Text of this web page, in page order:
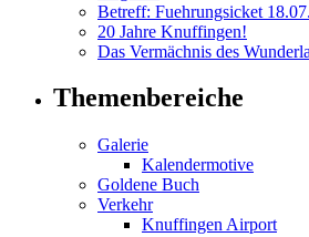
Betreff: Fuehrungsicket
20 Jahre Knuffingen!
Das Vermächnis des
Themenbereiche
Galerie
Kalendermotive
Goldene Buch
Verkehr
Knuffingen Airport